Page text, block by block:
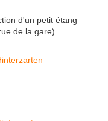
d'un petit étang
de la gare)...